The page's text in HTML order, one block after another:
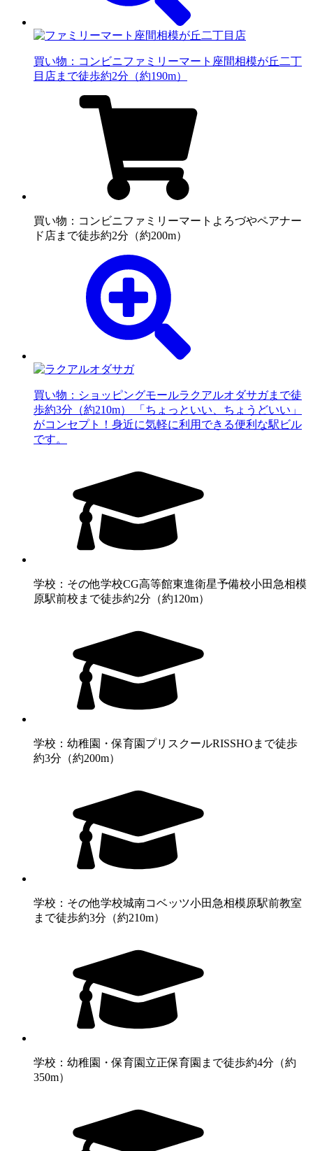
買い物：コンビニファミリーマート座間相模が丘二丁
目店まで徒歩約2分（約190m）
買い物：コンビニファミリーマートよろづやペアナー
ド店まで徒歩約2分（約200m）
買い物：ショッピングモールラクアルオダサガまで徒
歩約3分（約210m） 「ちょっといい、ちょうどいい」
がコンセプト！身近に気軽に利用できる便利な駅ビル
です。
学校：その他学校CG高等館東進衛星予備校小田急相模
原駅前校まで徒歩約2分（約120m）
学校：幼稚園・保育園 プリスクールRISSHOまで徒歩
約3分（約200m）
学校：その他学校城南コベッツ小田急相模原駅前教室
まで徒歩約3分（約210m）
学校：幼稚園・保育園 立正保育園まで徒歩約4分（約
350m）